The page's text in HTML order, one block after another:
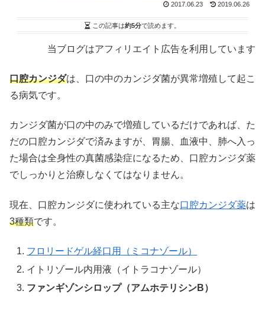
2017.06.23 2019.06.26
この記事は約5分で読めます。
当ブログはアフィリエイト広告を利用しています
口腔カンジダは、口の中のカンジダ菌が異常増殖して起こ
る病気です。
カンジダ菌が口の中のみで増殖しているだけであれば、た
だの口腔カンジダで済みますが、胃腸、血液中、肺へ入っ
た場合は全身性の真菌感染症になるため、口腔カンジダ薬
でしっかりと治療しなくてはなりません。
現在、口腔カンジダに使われている主な口腔カンジダ薬は
3種類です。
フロリードゲル経口用（ミコナゾール）
イトリゾール内用液（イトラコナゾール）
ファンギゾンシロップ（アムホテリシンB）